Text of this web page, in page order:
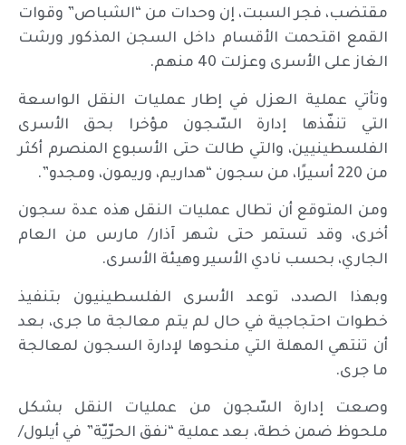
مقتضب، فجر السبت، إن وحدات من “الشباص” وقوات
القمع اقتحمت الأقسام داخل السجن المذكور ورشت
الغاز على الأسرى وعزلت 40 منهم.
وتأتي عملية العزل في إطار عمليات النقل الواسعة
التي تنفّذها إدارة السّجون مؤخرا بحق الأسرى
الفلسطينيين، والتي طالت حتى الأسبوع المنصرم أكثر
من 220 أسيرًا، من سجون “هداريم، وريمون، ومجدو”.
ومن المتوقع أن تطال عمليات النقل هذه عدة سجون
أخرى، وقد تستمر حتى شهر آذار/ مارس من العام
الجاري، بحسب نادي الأسير وهيئة الأسرى.
وبهذا الصدد، توعد الأسرى الفلسطينيون بتنفيذ
خطوات احتجاجية في حال لم يتم معالجة ما جرى، بعد
أن تنتهي المهلة التي منحوها لإدارة السجون لمعالجة
ما جرى.
وصعت إدارة السّجون من عمليات النقل بشكل
ملحوظ ضمن خطة، بعد عملية “نفق الحرّيّة” في أيلول/